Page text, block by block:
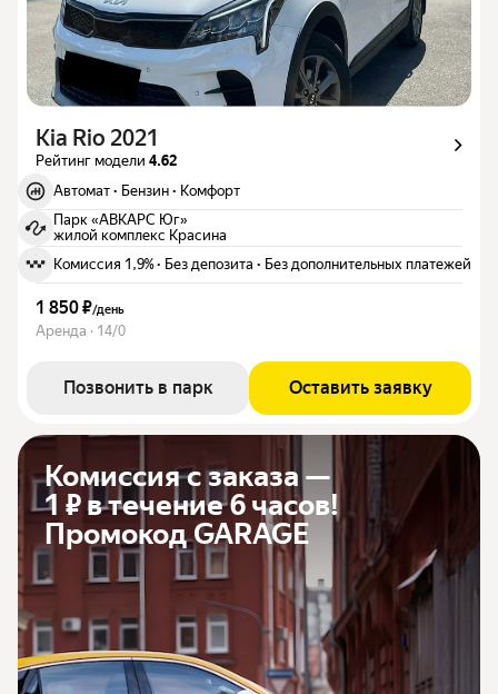
Kia Rio 2021
Рейтинг модели 4.62
Автомат · Бензин · Комфорт
Парк «АВКАРС Юг»
жилой комплекс Красина
Комиссия 1,9%· Без депозита · Без дополнительных платежей
1 850 ₽/день
Аренда · 14/0
Позвонить в парк Оставить заявку
Комиссия с заказа —
1 ₽ в течение 6 часов!
Промокод GARAGE